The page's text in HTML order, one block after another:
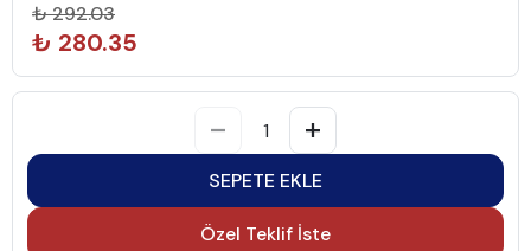
₺ 292.03
₺ 280.35
SEPETE EKLE
Özel Teklif İste